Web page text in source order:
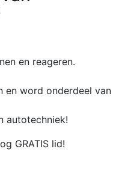
en reageren.
en word onderdeel van
autotechniek!
GRATIS lid!